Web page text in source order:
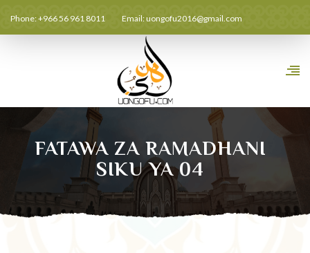
Phone: +966 56 961 8011 Email:uongofu2016@gmail.com
FATAWA ZA RAMADHANI
SIKU YA 04